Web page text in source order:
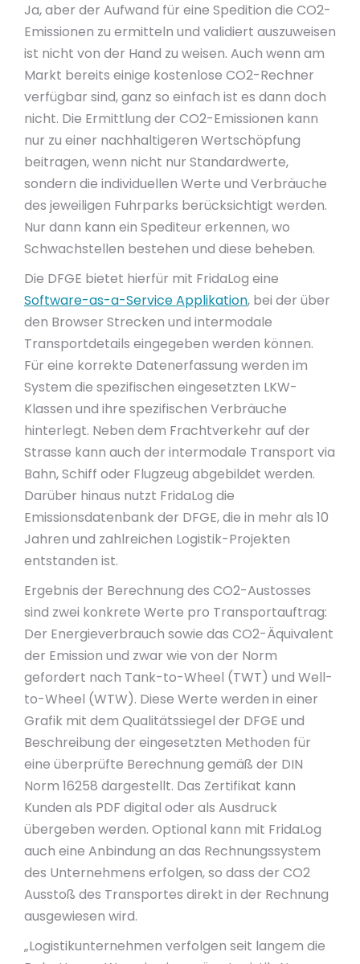
Ja, aber der Aufwand für eine Spedition die CO2-
Emissionen zu ermitteln und validiert auszuweisen
ist nicht von der Hand zu weisen. Auch wenn am
Markt bereits einige kostenlose CO2-Rechner
verfügbar sind, ganz so einfach ist es dann doch
nicht. Die Ermittlung der CO2-Emissionen kann
nur zu einer nachhaltigeren Wertschöpfung
beitragen, wenn nicht nur Standardwerte,
sondern die individuellen Werte und Verbräuche
des jeweiligen Fuhrparks berücksichtigt werden.
Nur dann kann ein Spediteur erkennen, wo
Schwachstellen bestehen und diese beheben.
Die DFGE bietet hierfür mit FridaLog eine
Software-as-a-Service Applikation, bei der über
den Browser Strecken und intermodale
Transportdetails eingegeben werden können.
Für eine korrekte Datenerfassung werden im
System die spezifischen eingesetzten LKW-
Klassen und ihre spezifischen Verbräuche
hinterlegt. Neben dem Frachtverkehr auf der
Strasse kann auch der intermodale Transport via
Bahn, Schiff oder Flugzeug abgebildet werden.
Darüber hinaus nutzt FridaLog die
Emissionsdatenbank der DFGE, die in mehr als 10
Jahren und zahlreichen Logistik-Projekten
entstanden ist.
Ergebnis der Berechnung des CO2-Austosses
sind zwei konkrete Werte pro Transportauftrag:
Der Energieverbrauch sowie das CO2-Äquivalent
der Emission und zwar wie von der Norm
gefordert nach Tank-to-Wheel (TWT) und Well-
to-Wheel (WTW). Diese Werte werden in einer
Grafik mit dem Qualitätssiegel der DFGE und
Beschreibung der eingesetzten Methoden für
eine überprüfte Berechnung gemäß der DIN
Norm 16258 dargestellt. Das Zertifikat kann
Kunden als PDF digital oder als Ausdruck
übergeben werden. Optional kann mit FridaLog
auch eine Anbindung an das Rechnungssystem
des Unternehmens erfolgen, so dass der CO2
Ausstoß des Transportes direkt in der Rechnung
ausgewiesen wird.
„Logistikunternehmen verfolgen seit langem die